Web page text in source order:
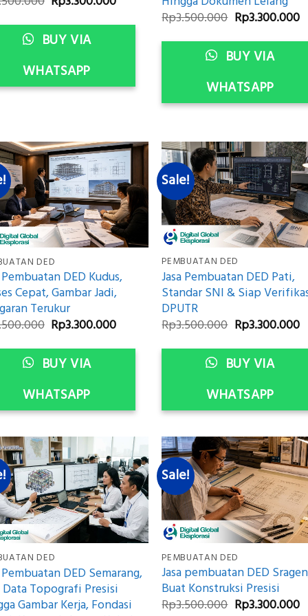
price
was:
Rp3.500.000.
is:
BUY VIA
WHATSAPP
Rp3.500.000 Original
price
was:
Rp3.500.000.
Rp3.300.000
BUY VIA
WHATSAPP
DED
Pembuatan DED Kudus,
Cepat, Gambar Jadi,
Terukur
Original
price
was:
Rp3.500.000.
Rp3.300.000Current
is:
BUY VIA
WHATSAPP
Sale!
PEMBUATAN DED
Jasa Pembuatan DED Pati,
Standar SNI & Siap
DPUTR
Rp3.500.000 Original
price
was:
Rp3.500.000.
Rp3.300.000
BUY VIA
WHATSAPP
DED
Pembuatan DED Semarang,
Data Topografi Presisi
Gambar Kerja, Fondasi
Sale!
PEMBUATAN DED
Jasa pembuatan DED
Buat Konstruksi Presisi
Rp3.500.000 Original
Rp3.300.000